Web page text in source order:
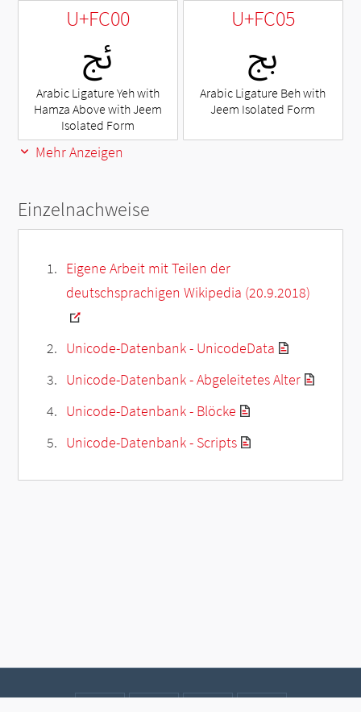
U+FC00
ﰀ
Arabic Ligature Yeh with
Hamza Above with Jeem
Isolated Form
U+FC05
ﰅ
Arabic Ligature Beh with
Jeem Isolated Form
Mehr Anzeigen
Einzelnachweise
Eigene Arbeit mit Teilen der
deutschsprachigen Wikipedia (20.9.2018)
Unicode-Datenbank - UnicodeData
Unicode-Datenbank - Abgeleitetes Alter
Unicode-Datenbank - Blöcke
Unicode-Datenbank - Scripts